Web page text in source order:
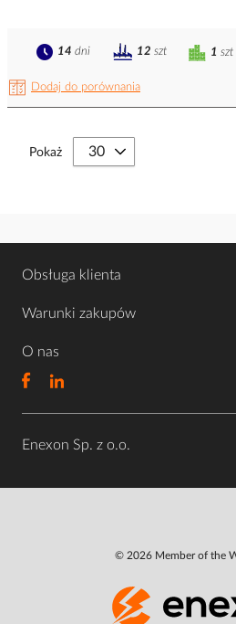
Dodaj do porównania
1 szt
14 dni 12 szt
Pokaż
Obsługa klienta
Warunki zakupów
O nas
Enexon Sp. z o.o.
© 2026 Member of the